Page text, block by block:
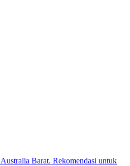
Barat. Rekomendasi untuk